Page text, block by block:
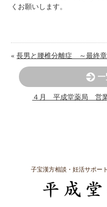
くお願いします。
«長男と腰椎分離症 ～最終章
４月 平成堂薬局 営
子宝漢方相談・妊活サポー